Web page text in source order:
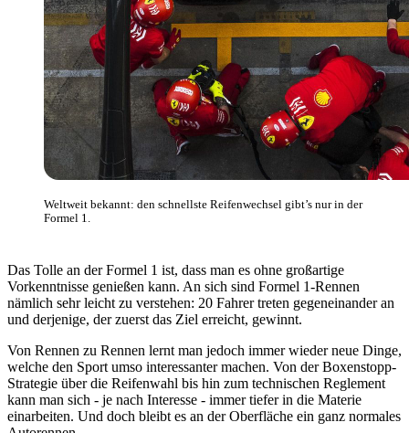
Weltweit bekannt: den schnellste Reifenwechsel gibt’s nur in der
Formel 1.
Das Tolle an der Formel 1 ist, dass man es ohne großartige
Vorkenntnisse genießen kann. An sich sind Formel 1-Rennen
nämlich sehr leicht zu verstehen: 20 Fahrer treten gegeneinander an
und derjenige, der zuerst das Ziel erreicht, gewinnt.
Von Rennen zu Rennen lernt man jedoch immer wieder neue Dinge,
welche den Sport umso interessanter machen. Von der Boxenstopp-
Strategie über die Reifenwahl bis hin zum technischen Reglement
kann man sich - je nach Interesse - immer tiefer in die Materie
einarbeiten. Und doch bleibt es an der Oberfläche ein ganz normales